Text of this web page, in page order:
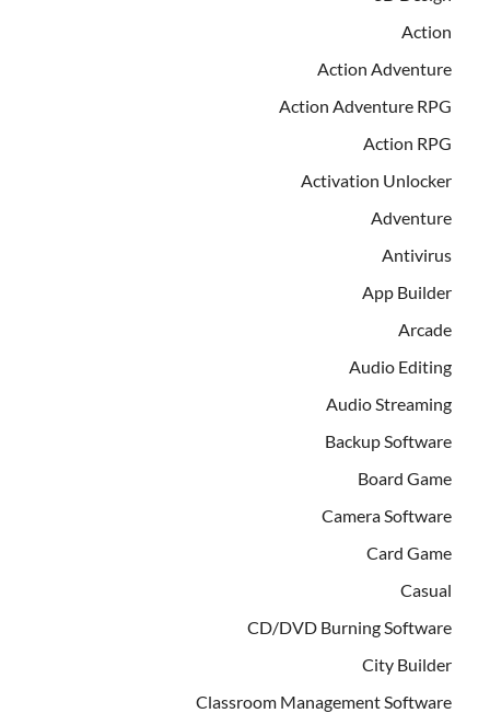
Action
Action Adventure
Action Adventure RPG
Action RPG
Activation Unlocker
Adventure
Antivirus
App Builder
Arcade
Audio Editing
Audio Streaming
Backup Software
Board Game
Camera Software
Card Game
Casual
CD/DVD Burning Software
City Builder
Classroom Management Software